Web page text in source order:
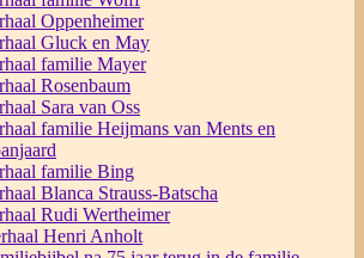
Oppenheimer
Gluck en May
familie Mayer
Rosenbaum
Sara van Oss
familie Heijmans van Ments en
familie Bing
Blanca Strauss-Batscha
Rudi Wertheimer
Henri Anholt